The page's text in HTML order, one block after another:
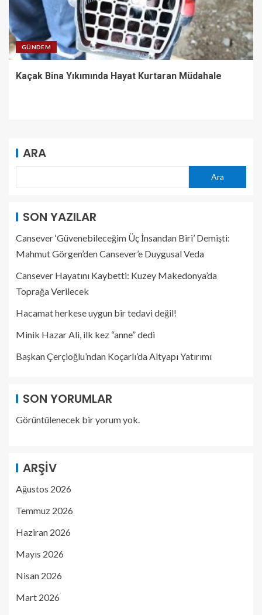
GÜNDEM
Kaçak Bina Yıkımında Hayat Kurtaran Müdahale
ARA
Ara
SON YAZILAR
Cansever ‘Güvenebileceğim Üç İnsandan Biri’ Demişti:
Mahmut Görgen’den Cansever’e Duygusal Veda
Cansever Hayatını Kaybetti: Kuzey Makedonya’da
Toprağa Verilecek
Hacamat herkese uygun bir tedavi değil!
Minik Hazar Ali, ilk kez “anne” dedi
Başkan Çerçioğlu’ndan Koçarlı’da Altyapı Yatırımı
SON YORUMLAR
Görüntülenecek bir yorum yok.
ARŞIV
Ağustos 2026
Temmuz 2026
Haziran 2026
Mayıs 2026
Nisan 2026
Mart 2026